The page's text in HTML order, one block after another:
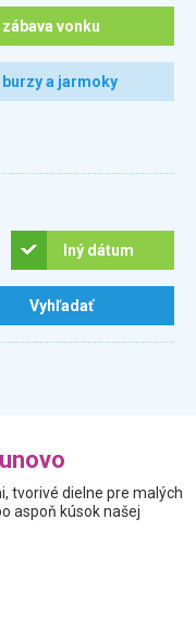
zábava vonku
burzy a jarmoky
Iný dátum
tvorivé dielne pre malých
aspoň kúsok našej